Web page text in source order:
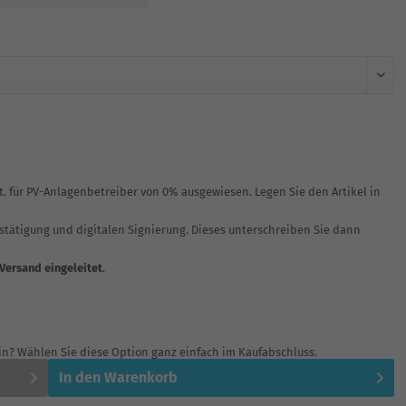
PV-Anlagenbetreiber von 0% ausgewiesen. Legen Sie den Artikel in
und digitalen Signierung. Dieses unterschreiben Sie dann
eingeleitet.
Wählen Sie diese Option ganz einfach im Kaufabschluss.
In den Warenkorb